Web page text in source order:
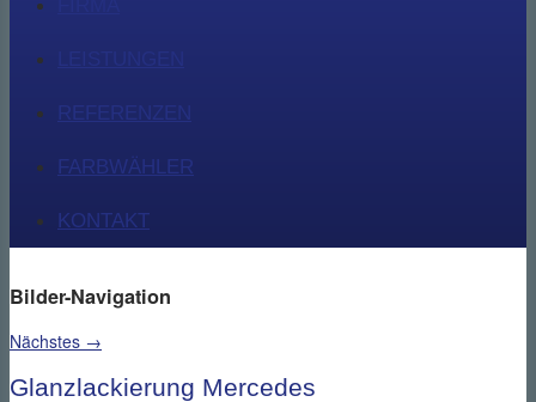
REFERENZEN
FARBWÄHLER
KONTAKT
Bilder-Navigation
Nächstes →
Glanzlackierung Mercedes